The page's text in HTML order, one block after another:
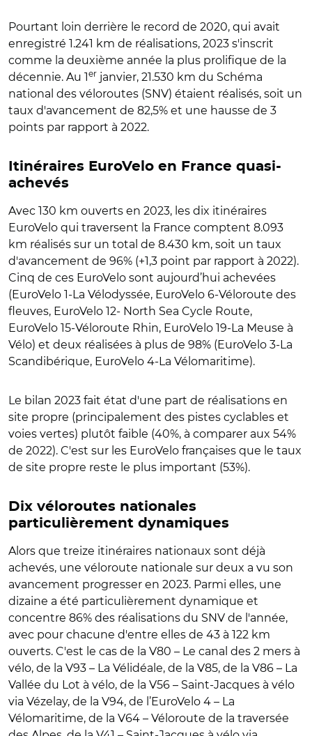
Pourtant loin derrière le record de 2020, qui avait
enregistré 1.241 km de réalisations, 2023 s'inscrit
comme la deuxième année la plus prolifique de la
décennie. Au 1er janvier, 21.530 km du Schéma
national des véloroutes (SNV) étaient réalisés, soit un
taux d'avancement de 82,5% et une hausse de 3
points par rapport à 2022.
Itinéraires EuroVelo en France quasi-
achevés
Avec 130 km ouverts en 2023, les dix itinéraires
EuroVelo qui traversent la France comptent 8.093
km réalisés sur un total de 8.430 km, soit un taux
d'avancement de 96% (+1,3 point par rapport à 2022).
Cinq de ces EuroVelo sont aujourd’hui achevées
(EuroVelo 1-La Vélodyssée, EuroVelo 6-Véloroute des
fleuves, EuroVelo 12- North Sea Cycle Route,
EuroVelo 15-Véloroute Rhin, EuroVelo 19-La Meuse à
Vélo) et deux réalisées à plus de 98% (EuroVelo 3-La
Scandibérique, EuroVelo 4-La Vélomaritime).
Le bilan 2023 fait état d'une part de réalisations en
site propre (principalement des pistes cyclables et
voies vertes) plutôt faible (40%, à comparer aux 54%
de 2022). C'est sur les EuroVelo françaises que le taux
de site propre reste le plus important (53%).
Dix véloroutes nationales
particulièrement dynamiques
Alors que treize itinéraires nationaux sont déjà
achevés, une véloroute nationale sur deux a vu son
avancement progresser en 2023. Parmi elles, une
dizaine a été particulièrement dynamique et
concentre 86% des réalisations du SNV de l'année,
avec pour chacune d'entre elles de 43 à 122 km
ouverts. C'est le cas de la V80 – Le canal des 2 mers à
vélo, de la V93 – La Vélidéale, de la V85, de la V86 – La
Vallée du Lot à vélo, de la V56 – Saint-Jacques à vélo
via Vézelay, de la V94, de l’EuroVelo 4 – La
Vélomaritime, de la V64 – Véloroute de la traversée